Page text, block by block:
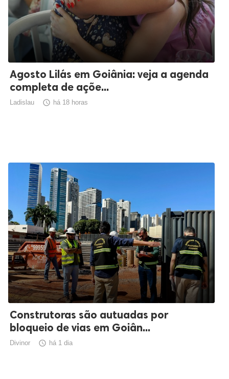
Agosto Lilás em Goiânia: veja a agenda
completa de açõe...
Ladislau  há 18 horas
Construtoras são autuadas por
bloqueio de vias em Goiân...
Divinor  há 1 dia